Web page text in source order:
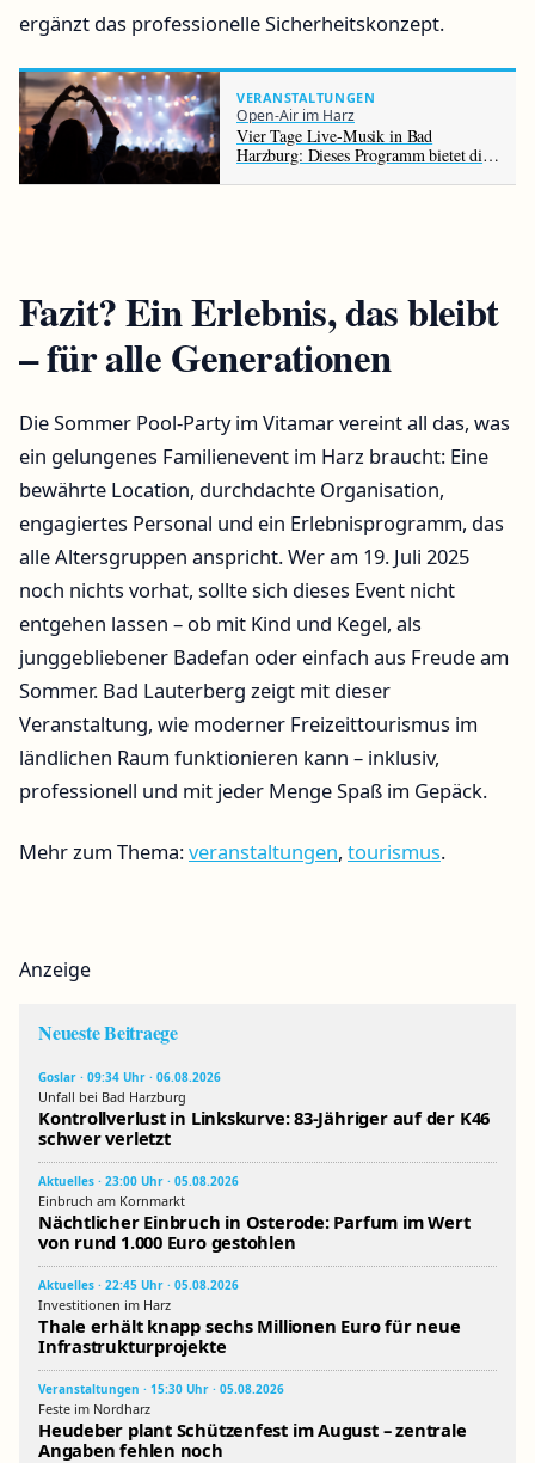
ergänzt das professionelle Sicherheitskonzept.
VERANSTALTUNGEN
Open-Air im Harz
Vier Tage Live-Musik in Bad
Harzburg: Dieses Programm bietet die
Fazit? Ein Erlebnis, das bleibt
– für alle Generationen
Die Sommer Pool-Party im Vitamar vereint all das, was
ein gelungenes Familienevent im Harz braucht: Eine
bewährte Location, durchdachte Organisation,
engagiertes Personal und ein Erlebnisprogramm, das
alle Altersgruppen anspricht. Wer am 19. Juli 2025
noch nichts vorhat, sollte sich dieses Event nicht
entgehen lassen – ob mit Kind und Kegel, als
junggebliebener Badefan oder einfach aus Freude am
Sommer. Bad Lauterberg zeigt mit dieser
Veranstaltung, wie moderner Freizeittourismus im
ländlichen Raum funktionieren kann – inklusiv,
professionell und mit jeder Menge Spaß im Gepäck.
Mehr zum Thema:veranstaltungen, tourismus.
Anzeige
Neueste Beitraege
Goslar · 09:34 Uhr · 06.08.2026
Unfall bei Bad Harzburg
Kontrollverlust in Linkskurve: 83-Jähriger auf der K46
schwer verletzt
Aktuelles · 23:00 Uhr · 05.08.2026
Einbruch am Kornmarkt
Nächtlicher Einbruch in Osterode: Parfum im Wert
von rund 1.000 Euro gestohlen
Aktuelles · 22:45 Uhr · 05.08.2026
Investitionen im Harz
Thale erhält knapp sechs Millionen Euro für neue
Infrastrukturprojekte
Veranstaltungen · 15:30 Uhr · 05.08.2026
Feste im Nordharz
Heudeber plant Schützenfest im August – zentrale
Angaben fehlen noch